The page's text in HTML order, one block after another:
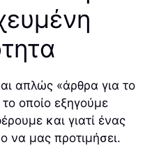
απλώς «άρθρα για το
οποίο εξηγούμε
και γιατί ένας
να μας προτιμήσει.